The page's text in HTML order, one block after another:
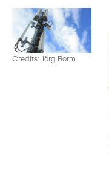
Credits: Jörg Borm